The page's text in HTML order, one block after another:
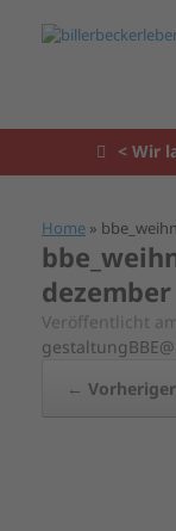
< Wir
Home »
dezember
Veröffentlicht
← Vorheriger